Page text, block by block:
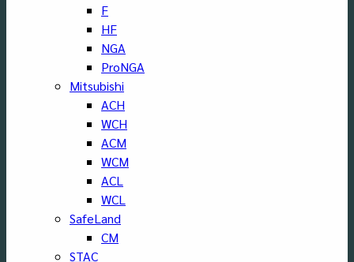
F
HF
NGA
ProNGA
Mitsubishi
ACH
WCH
ACM
WCM
ACL
WCL
SafeLand
CM
STAC